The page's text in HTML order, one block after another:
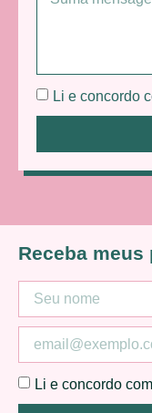
Li e concordo
Receba
Li e concordo